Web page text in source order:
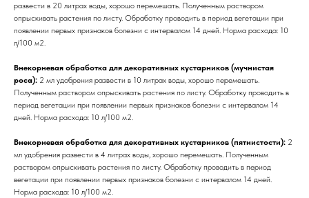
развести в 20 литрах воды, хорошо перемешать. Полученным раствором
опрыскивать растения по листу. Обработку проводить в период вегетации при
появлении первых признаков болезни с интервалом 14 дней. Норма расхода: 10
л/100 м2.
Внекорневая обработка для декоративных кустарников (мучнистая
роса): 2 мл удобрения развести в 10 литрах воды, хорошо перемешать.
Полученным раствором опрыскивать растения по листу. Обработку проводить в
период вегетации при появлении первых признаков болезни с интервалом 14
дней. Норма расхода: 10 л/100 м2.
Внекорневая обработка для декоративных кустарников (пятнистости): 2
мл удобрения развести в 4 литрах воды, хорошо перемешать. Полученным
раствором опрыскивать растения по листу. Обработку проводить в период
вегетации при появлении первых признаков болезни с интервалом 14 дней.
Норма расхода: 10 л/100 м2.